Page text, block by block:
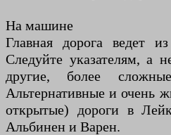
На машине
Главная дорога ведет
Следуйте указателям, а
другие, более
Альтернативные и очень
открытые) дороги в
Альбинен и Варен.